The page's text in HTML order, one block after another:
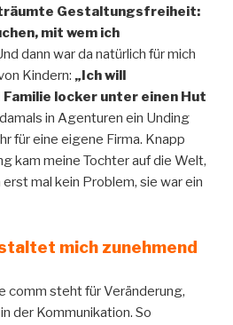
Gestaltungsfreiheit:
mit wem ich
dann war da natürlich für mich
Kindern: „Ich will
locker unter einen Hut
in Agenturen ein Unding
für eine eigene Firma. Knapp
kam meine Tochter auf die Welt,
mal kein Problem, sie war ein
mich zunehmend
comm steht für Veränderung,
der Kommunikation. So